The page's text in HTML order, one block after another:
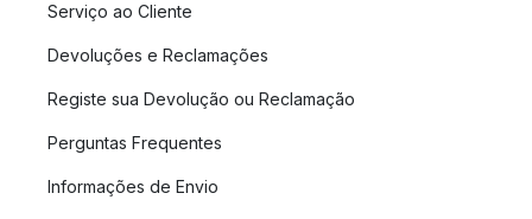
Serviço ao Cliente
Devoluções e Reclamações
Registe sua Devolução ou Reclamação
Perguntas Frequentes
Informações de Envio